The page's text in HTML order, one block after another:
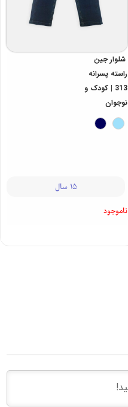
شلوار جین
راسته پسرانه
313 | کودک و
نوجوان
15 سال
ناموجود